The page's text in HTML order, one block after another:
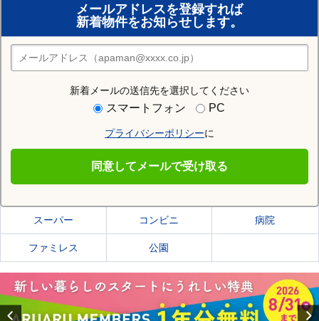
メールアドレスを登録すれば
新着物件をお知らせします。
新着メールの送信先を選択してください
スマートフォン PC
プライバシーポリシーに
同意してメールで受け取る
おまかせ物件リクエスト
住みたい街の店舗を探す
店舗検索
住む街研究所で京田辺市の情報を見る
京田辺市の施設一覧
スーパー コンビニ 病院
ファミレス 公園
Previous